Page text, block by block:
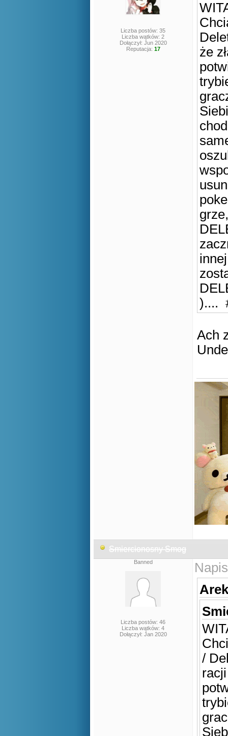
Liczba postów: 35
Liczba wątków: 2
Dołączył: Jun 2020
Reputacja: 17
że
)....
Ach
Smiercionosny Smog
Banned
Liczba postów: 46
Liczba wątków: 4
Dołączył: Jan 2020
/